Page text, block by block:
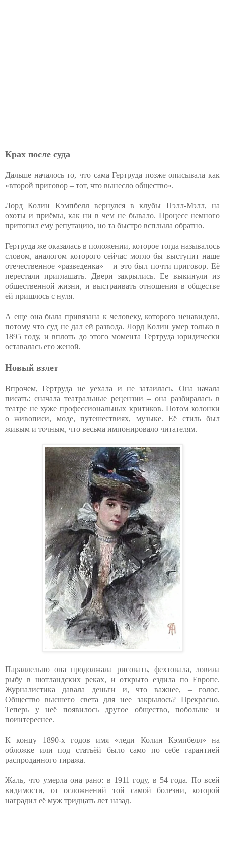
Крах после суда
Дальше началось то, что сама Гертруда позже описывала как
«второй приговор – тот, что вынесло общество».
Лорд Колин Кэмпбелл вернулся в клубы Пэлл-Мэлл, на
охоты и приёмы, как ни в чем не бывало. Процесс немного
притопил ему репутацию, но та быстро всплыла обратно.
Гертруда же оказалась в положении, которое тогда называлось
словом, аналогом которого сейчас могло бы выступит наше
отечественное «разведенка» – и это был почти приговор. Её
перестали приглашать. Двери закрылись. Ее выкинули из
общественной жизни, и выстраивать отношения в обществе
ей пришлось с нуля.
А еще она была привязана к человеку, которого ненавидела,
потому что суд не дал ей развода. Лорд Колин умер только в
1895 году, и вплоть до этого момента Гертруда юридически
оставалась его женой.
Новый взлет
Впрочем, Гертруда не уехала и не затаилась. Она начала
писать: сначала театральные рецензии – она разбиралась в
театре не хуже профессиональных критиков. Потом колонки
о живописи, моде, путешествиях, музыке. Её стиль был
живым и точным, что весьма импонировало читателям.
Параллельно она продолжала рисовать, фехтовала, ловила
рыбу в шотландских реках, и открыто ездила по Европе.
Журналистика давала деньги и, что важнее, – голос.
Общество высшего света для нее закрылось? Прекрасно.
Теперь у неё появилось другое общество, побольше и
поинтереснее.
К концу 1890-х годов имя «леди Колин Кэмпбелл» на
обложке или под статьёй было само по себе гарантией
распроданного тиража.
Жаль, что умерла она рано: в 1911 году, в 54 года. По всей
видимости, от осложнений той самой болезни, которой
наградил её муж тридцать лет назад.